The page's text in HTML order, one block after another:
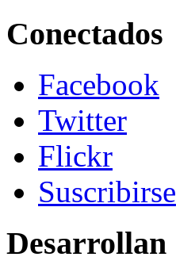
Conectados
Facebook
Twitter
Flickr
Suscribirse
Desarrollan